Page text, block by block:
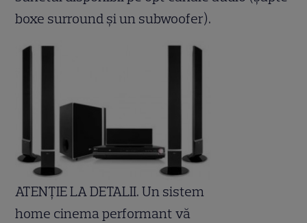
boxe surround şi un subwoofer).
ATENŢIE LA DETALII. Un sistem
home cinema performant vă